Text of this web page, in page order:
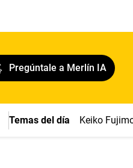
Pregúntale a Merlín IA
Temas del día Keiko